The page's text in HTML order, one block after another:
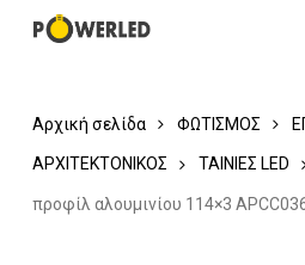
contentΑρχική σελίδα ΦΩΤΙΣΜΟΣ
ΑΡΧΙΤΕΚΤΟΝΙΚΟΣ ΤΑΙΝΙΕΣ LED
προφίλ αλουμινίου 114×3